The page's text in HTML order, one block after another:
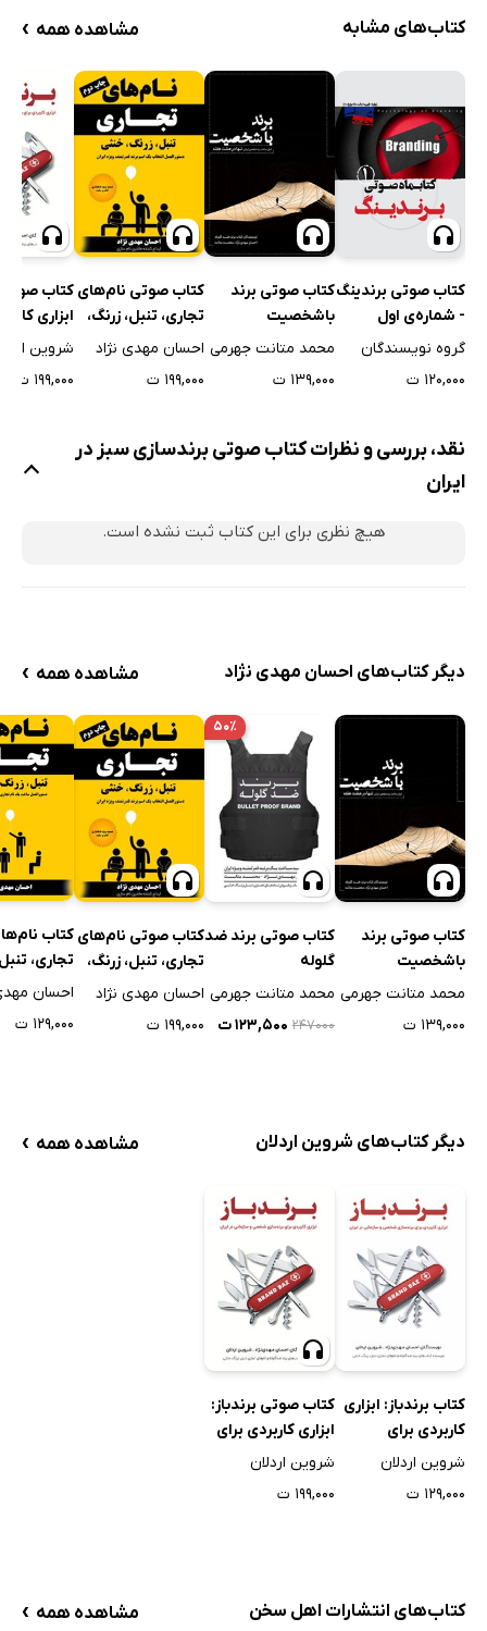
کتاب‌های مشابه مشاهده همه ›
کتاب صوتی برندینگ
- شماره‌ی اول
گروه نویسندگان
۱۲۰,۰۰۰ ت
کتاب صوتی برند
باشخصیت
محمد متانت جهرمی
۱۳۹,۰۰۰ ت
کتاب صوتی نام‌های
تجاری، تنبل، زرنگ،
خنثی
احسان مهدی نژاد
۱۹۹,۰۰۰ ت
کتاب صوتی
ابزاری
شروین
۱۹۹,۰۰۰ ت
نقد، بررسی و نظرات کتاب صوتی برندسازی سبز در
ایران
هیچ نظری برای این کتاب ثبت نشده است.
دیگر کتاب‌های احسان مهدی نژاد مشاهده همه ›
کتاب صوتی برند
باشخصیت
محمد متانت جهرمی
۱۳۹,۰۰۰ ت
۵۰٪
کتاب صوتی برند ضد
گلوله
محمد متانت جهرمی
۲۴۷۰۰۰ ۱۲۳,۵۰۰ ت
کتاب صوتی نام‌های
تجاری، تنبل، زرنگ،
خنثی
احسان مهدی نژاد
۱۹۹,۰۰۰ ت
کتاب
تجاری،
خنثی
احسان
۱۲۹,۰۰۰ ت
دیگر کتاب‌های شروین اردلان مشاهده همه ›
کتاب برندباز: ابزاری
کاربردی برای
برندسازی شخصی و
شروین اردلان
۱۲۹,۰۰۰ ت
کتاب صوتی برندباز:
ابزاری کاربردی برای
برندسازی شخصی و
شروین اردلان
۱۹۹,۰۰۰ ت
کتاب‌های انتشارات اهل سخن مشاهده همه ›